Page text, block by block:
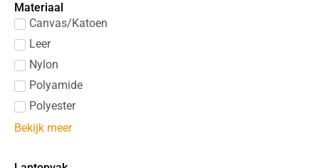
Samsonite
Spikes & Sparrow
The Chesterfield Brand
Tony Perotti
Wimona
Zebra
Materiaal
Canvas/Katoen
Leer
Nylon
Polyamide
Polyester
Bekijk meer